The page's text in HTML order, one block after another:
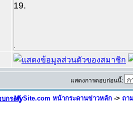
19.
แสดงการตอบก่อนนี้:
MySite.com หน้ากระดานข่าวหลัก -> ถา